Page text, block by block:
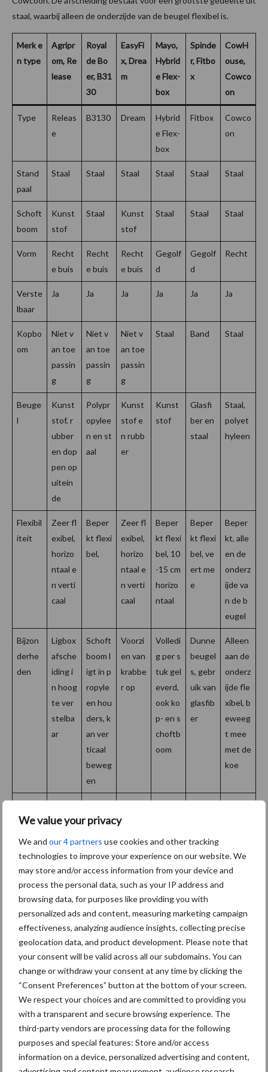
We value your privacy
We and our 4 partners use cookies and other tracking
technologies to improve your experience on our website. We
may store and/or access information from your device and
process the personal data, such as your IP address and
browsing data, for purposes like providing you with
personalized ads and content, measuring marketing campaign
effectiveness, analyzing audience insights, collecting precise
geolocation data, and product development. Please note that
your consent will be valid across all our subdomains. You can
change or withdraw your consent at any time by clicking the
“Consent Preferences” button at the bottom of your screen.
We respect your choices and are committed to providing you
with a transparent and secure browsing experience. The
third-party vendors are processing data for the following
purposes and special features: Store and/or access
information on a device, personalized advertising and content,
staal, waarbij alleen de onderzijde van de beugel flexibel is.
Merk e
n type
Agripr
om, Re
lease
Royal
de Bo
er, B31
30
EasyFi
x, Drea
m
Mayo,
Hybrid
e Flex-
box
Spinde
r, Fitbo
x
CowH
ouse,
Cowco
on
Type
Releas
e
B3130 Dream
Hybrid
e Flex-
box
Fitbox
Cowco
on
Stand
paal
Staal Staal Staal Staal Staal Staal
Schoft
boom
Kunst
stof
Staal
Kunst
stof
Staal Staal Staal
Vorm
Recht
e buis
Recht
e buis
Recht
e buis
Gegolf
d
Gegolf
d
Recht
Verste
lbaar
Ja Ja Ja Ja Ja Ja
Kopbo
om
Niet v
an toe
passin
g
Niet v
an toe
passin
g
Niet v
an toe
passin
g
Staal Band Staal
Beuge
l
Kunst
stof, r
ubber
en dop
pen op
uitein
de
Polypr
opylee
n en st
aal
Kunst
stof e
n rubb
er
Kunst
stof
Glasfi
ber en
staal
Staal,
polyet
hyleen
Flexibil
iteit
Zeer fl
exibel,
horizo
ntaal e
n verti
caal
Beper
kt flexi
bel,
Zeer fl
exibel,
horizo
ntaal e
n verti
caal
Beper
kt flexi
bel, 10
-15 cm
horizo
ntaal
Beper
kt flexi
bel, ve
ert me
e
Beper
kt, alle
en de
onderz
ijde va
n de b
eugel
Bijzon
derhe
den
Ligbox
afsche
iding i
n hoog
te ver
stelba
ar
Schoft
boom l
igt in p
ropyle
en hou
ders, k
an ver
ticaal
beweg
en
Voorzi
en van
krabbe
r op
Volledi
g per s
tuk gel
everd,
ook ko
p- en s
choftb
oom
Dunne
beugel
s, gebr
uik van
glasfib
er
Alleen
aan de
onderz
ijde fle
xibel, b
eweeg
t mee
met de
koe
(€)
Mate van flexibiliteit verschilt
Eén van de belangrijkste eigenschappen van een flexibele
ligboxafscheiding is de mate van flexibiliteit. Fabrikanten hebben
hier verschillende gedachtes over. Zo zijn de afscheidingen van
AgriProm en Easyfix maximaal flexibel. De gedachte hierachter is
dat de koe op geen moment gehinderd wordt om te gaan liggen
zoals zij wil. Dit geeft volgens Looman echter beperkte sturing
volgens een andere gedachte ontworpen. Deze boxen geven
namelijk enige flexibiliteit, maar bieden daarnaast ook veel sturing
aan de koe. De boxafscheiding van Cowhouse is alleen aan de
onderzijde flexibel.